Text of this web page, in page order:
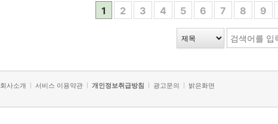
1 2 3 4 5 6 7 8 9
정책 및 방침
회사소개 서비스 이용약관 개인정보취급방침 광고문의 밝은화면